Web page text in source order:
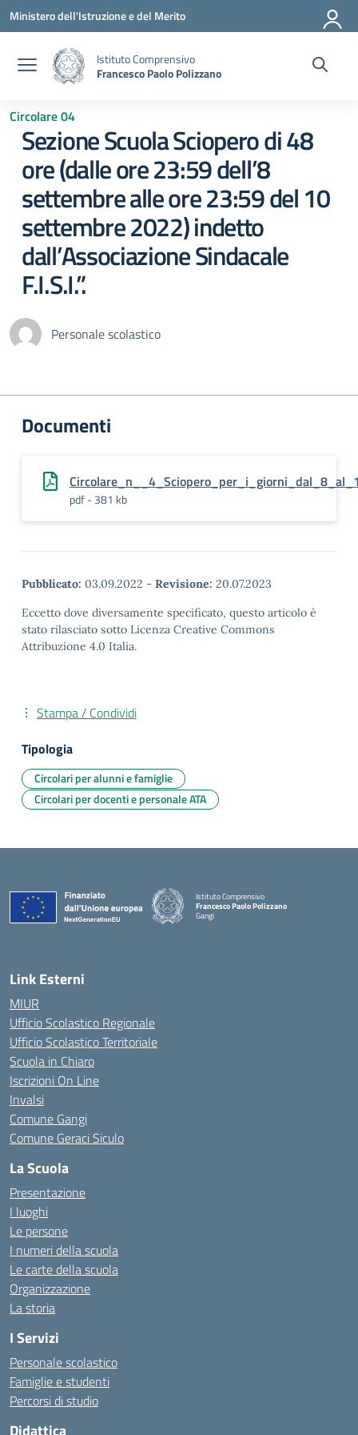
Vai ai contenuti
Vai al menu di navigazione
Vai al footer
Ministero dell'Istruzione e del Merito
Istituto Comprensivo
Francesco Paolo Polizzano
Circolare 04
Sezione Scuola Sciopero di 48
ore (dalle ore 23:59 dell’8
settembre alle ore 23:59 del 10
settembre 2022) indetto
dall’Associazione Sindacale
F.I.S.I.”.
Personale scolastico
Documenti
pdf - 381 kb
Pubblicato: 03.09.2022 - Revisione: 20.07.2023
Eccetto dove diversamente specificato, questo articolo è
stato rilasciato sotto Licenza Creative Commons
Attribuzione 4.0 Italia.
Stampa / Condividi
Tipologia
Circolari per alunni e famiglie
Circolari per docenti e personale ATA
Istituto Comprensivo
Francesco Paolo Polizzano
Gangi
— Visita la pagina iniziale della scuola
Link Esterni
MIUR
Ufficio Scolastico Regionale
Ufficio Scolastico Territoriale
Scuola in Chiaro
Iscrizioni On Line
Invalsi
Comune Gangi
Comune Geraci Siculo
La Scuola
Presentazione
I luoghi
Le persone
I numeri della scuola
Le carte della scuola
Organizzazione
La storia
I Servizi
Personale scolastico
Famiglie e studenti
Percorsi di studio
Didattica